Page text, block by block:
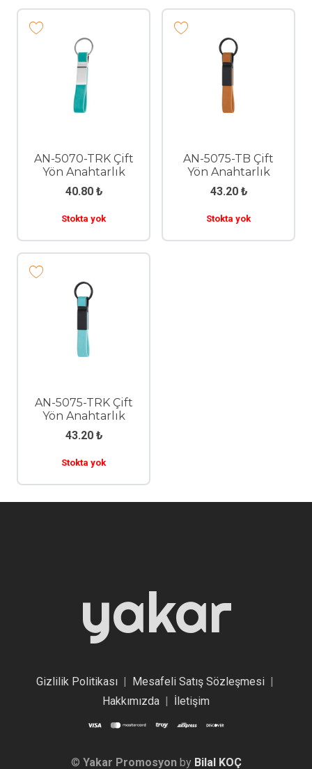
AN-5070-TRK Çift
Yön Anahtarlık
40.80 ₺
Stokta yok
AN-5075-TB Çift
Yön Anahtarlık
43.20 ₺
Stokta yok
AN-5075-TRK Çift
Yön Anahtarlık
43.20 ₺
Stokta yok
yakar
Gizlilik Politikası| Mesafeli Satış Sözleşmesi|
Hakkımızda | İletişim
© Yakar Promosyonby Bilal KOÇ